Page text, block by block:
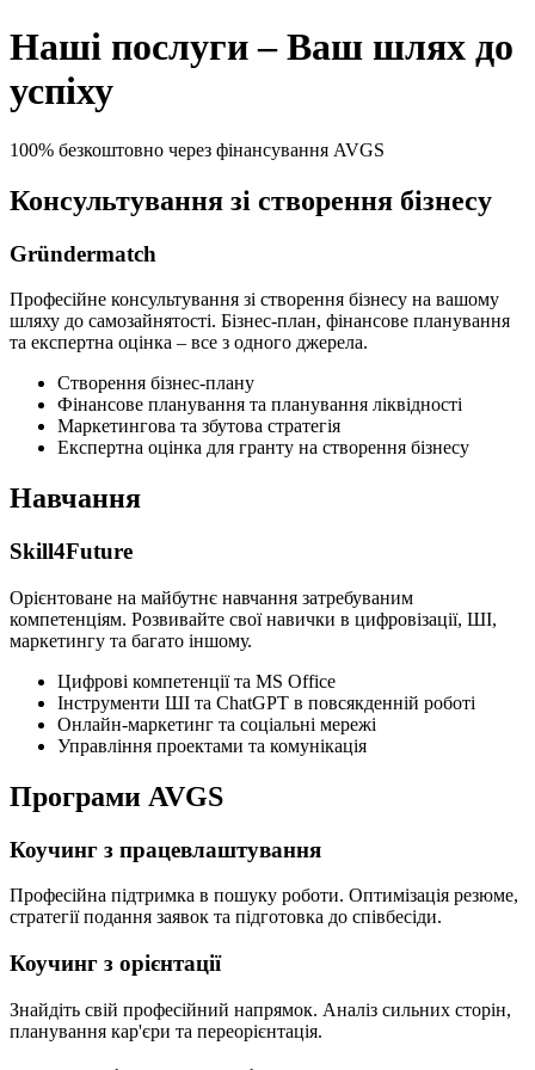
Наші послуги – Ваш шлях до
успіху
100% безкоштовно через фінансування AVGS
Консультування зі створення бізнесу
Gründermatch
Професійне консультування зі створення бізнесу на вашому
шляху до самозайнятості. Бізнес-план, фінансове планування
та експертна оцінка – все з одного джерела.
Створення бізнес-плану
Фінансове планування та планування ліквідності
Маркетингова та збутова стратегія
Експертна оцінка для гранту на створення бізнесу
Навчання
Skill4Future
Орієнтоване на майбутнє навчання затребуваним
компетенціям. Розвивайте свої навички в цифровізації, ШІ,
маркетингу та багато іншому.
Цифрові компетенції та MS Office
Інструменти ШІ та ChatGPT в повсякденній роботі
Онлайн-маркетинг та соціальні мережі
Управління проектами та комунікація
Програми AVGS
Коучинг з працевлаштування
Професійна підтримка в пошуку роботи. Оптимізація резюме,
стратегії подання заявок та підготовка до співбесіди.
Коучинг з орієнтації
Знайдіть свій професійний напрямок. Аналіз сильних сторін,
планування кар'єри та переорієнтація.